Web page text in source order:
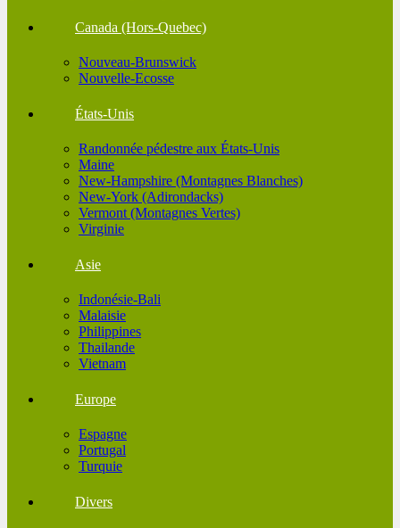
Canada (Hors-Quebec)
Nouveau-Brunswick
Nouvelle-Ecosse
États-Unis
Randonnée pédestre aux États-Unis
Maine
New-Hampshire (Montagnes Blanches)
New-York (Adirondacks)
Vermont (Montagnes Vertes)
Virginie
Asie
Indonésie-Bali
Malaisie
Philippines
Thailande
Vietnam
Europe
Espagne
Portugal
Turquie
Divers